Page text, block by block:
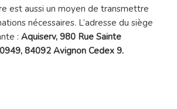
est aussi un moyen de transmettre
nécessaires. L’adresse du siège
: Aquiserv, 980 Rue Sainte
84092 Avignon Cedex 9.